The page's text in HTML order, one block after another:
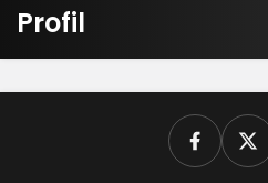
Profil